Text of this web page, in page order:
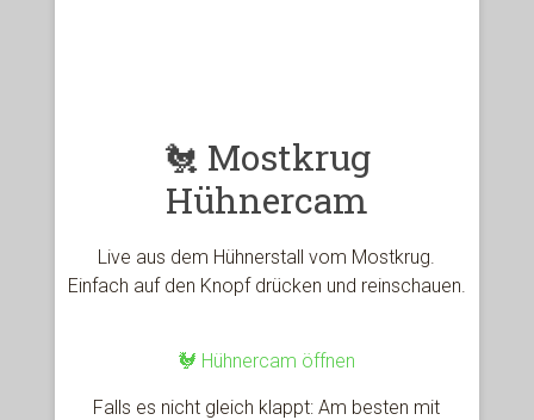
🐔 Mostkrug
Hühnercam
Live aus dem Hühnerstall vom Mostkrug.
Einfach auf den Knopf drücken und reinschauen.
🐓 Hühnercam öffnen
Falls es nicht gleich klappt: Am besten mit